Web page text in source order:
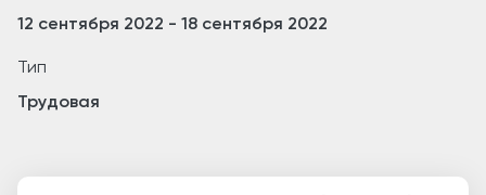
12 сентября 2022 - 18 сентября 2022
Тип
Трудовая